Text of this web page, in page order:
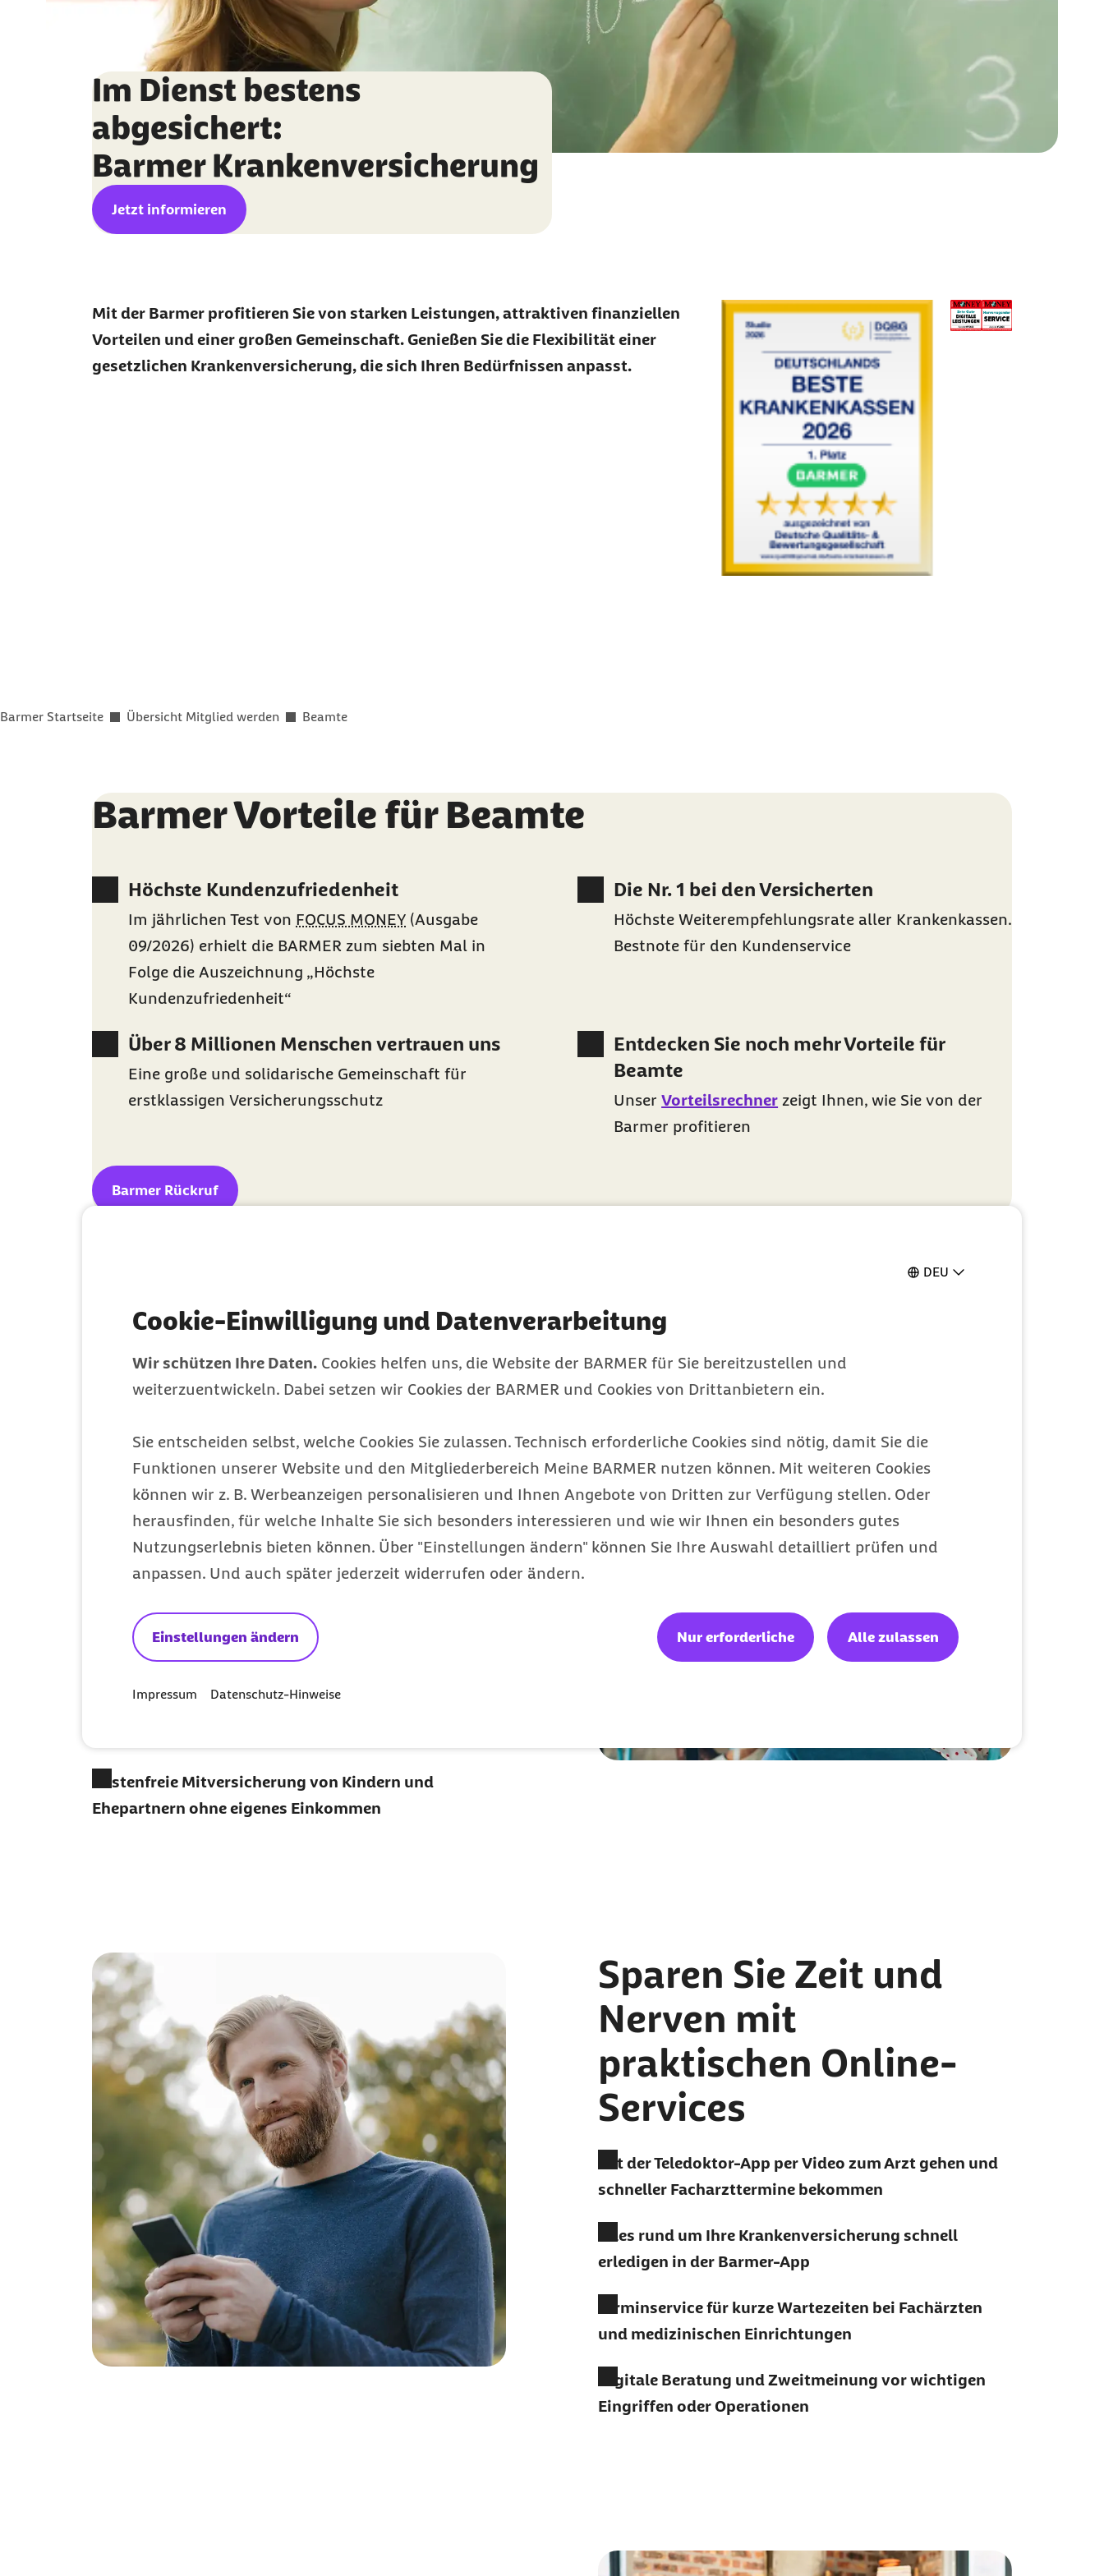
DEU
Cookie-Einwilligung und Datenverarbeitung
Wir schützen Ihre Daten. Cookies helfen uns, die Website der BARMER für Sie bereitzustellen und
weiterzuentwickeln. Dabei setzen wir Cookies der BARMER und Cookies von Drittanbietern ein.
Sie entscheiden selbst, welche Cookies Sie zulassen. Technisch erforderliche Cookies sind nötig, damit Sie die
Funktionen unserer Website und den Mitgliederbereich Meine BARMER nutzen können. Mit weiteren Cookies
können wir z. B. Werbeanzeigen personalisieren und Ihnen Angebote von Dritten zur Verfügung stellen. Oder
herausfinden, für welche Inhalte Sie sich besonders interessieren und wie wir Ihnen ein besonders gutes
Nutzungserlebnis bieten können. Über "Einstellungen ändern" können Sie Ihre Auswahl detailliert prüfen und
anpassen. Und auch später jederzeit widerrufen oder ändern.
Einstellungen ändern Nur erforderliche Alle zulassen
Impressum Datenschutz-Hinweise
Im Dienst bestens
abgesichert:
Barmer Krankenversicherung
Jetzt informieren
Mit der Barmer profitieren Sie von starken Leistungen, attraktiven finanziellen
Vorteilen und einer großen Gemeinschaft. Genießen Sie die Flexibilität einer
gesetzlichen Krankenversicherung, die sich Ihren Bedürfnissen anpasst.
Sie befinden sich hier:
Barmer Startseite Übersicht Mitglied werden Beamte
Barmer Vorteile für Beamte
Höchste Kundenzufriedenheit
Im jährlichen Test von FOCUS MONEY (Ausgabe
09/2026) erhielt die BARMER zum siebten Mal in
Folge die Auszeichnung „Höchste
Kundenzufriedenheit“
Die Nr. 1 bei den Versicherten
Höchste Weiterempfehlungsrate aller Krankenkassen.
Bestnote für den Kundenservice
Über 8 Millionen Menschen vertrauen uns
Eine große und solidarische Gemeinschaft für
erstklassigen Versicherungsschutz
Entdecken Sie noch mehr Vorteile für
Beamte
UnserVorteilsrechner zeigt Ihnen, wie Sie von der
Barmer profitieren
Barmer Rückruf
Bleiben Sie flexibel
abgesichert
Verlässliche Tarife und transparente Kosten
unabhängig vom Alter oder einer Erkrankung
Keine Zettelwirtschaft oder offene Rechnungen durch
eine direkte Leistungsabrechnung über die
Versichertenkarte
Kostenfreie Mitversicherung von Kindern und
Ehepartnern ohne eigenes Einkommen
Sparen Sie Zeit und
Nerven mit
praktischen Online-
Services
Mit der Teledoktor-App per Video zum Arzt gehen und
schneller Facharzttermine bekommen
Alles rund um Ihre Krankenversicherung schnell
erledigen in der Barmer-App
Terminservice für kurze Wartezeiten bei Fachärzten
und medizinischen Einrichtungen
Digitale Beratung und Zweitmeinung vor wichtigen
Eingriffen oder Operationen